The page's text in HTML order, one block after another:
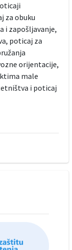
za obuku
i zapošljavanje,
poticaj za
orijentacije,
male
i poticaj